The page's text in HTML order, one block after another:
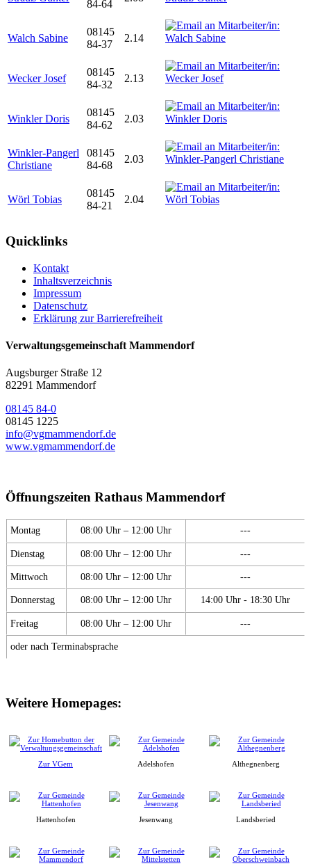
84-64
Walch Sabine
08145
84-37
2.14
Wecker Josef
08145
84-32
2.13
Winkler Doris
08145
84-62
2.03
Winkler-Pangerl
Christiane
08145
84-68
2.03
Wörl Tobias
08145
84-21
2.04
Quicklinks
Kontakt
Inhaltsverzeichnis
Impressum
Datenschutz
Erklärung zur Barrierefreiheit
Verwaltungsgemeinschaft Mammendorf
Augsburger Straße 12
82291 Mammendorf
08145 84-0
08145 1225
info@vgmammendorf.de
www.vgmammendorf.de
Öffnungszeiten Rathaus Mammendorf
Montag 08:00 Uhr – 12:00 Uhr ---
Dienstag 08:00 Uhr – 12:00 Uhr ---
Mittwoch 08:00 Uhr – 12:00 Uhr ---
Donnerstag 08:00 Uhr – 12:00 Uhr 14:00 Uhr - 18:30 Uhr
Freitag 08:00 Uhr – 12:00 Uhr ---
oder nach Terminabsprache
Weitere Homepages:
Zur VGem Adelshofen Althegnenberg
Hattenhofen Jesenwang Landsberied